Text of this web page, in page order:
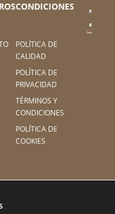
CONDICIONES
POLÍTICA DE
CALIDAD
POLÍTICA DE
PRIVACIDAD
TÉRMINOS Y
CONDICIONES
POLÍTICA DE
COOKIES